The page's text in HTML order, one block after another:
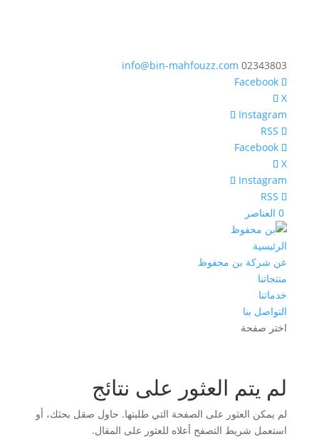
02343803
info@bin-mahfouzz.com
X
Instagram
X
Instagram
الرئيسية
عن شركة بن محفوظ
منتجاتنا
خدماتنا
التواصل بنا
اختر صفحة
لم يتم العثور على نتائج
لم يمكن العثور على الصفحة التي طلبتها. حاول صقل بحثك، أو
استعمل شريط التصفح أعلاه للعثور على المقال.